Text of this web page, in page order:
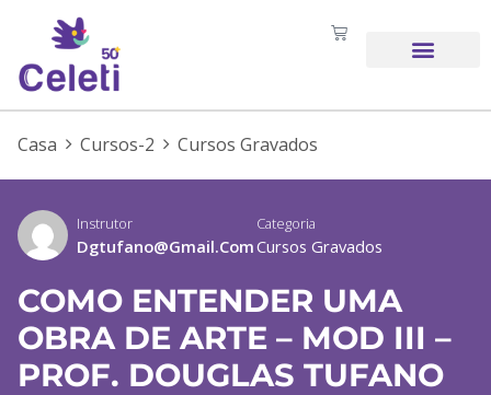
Casa Cursos-2 Cursos Gravados
Instrutor
Dgtufano@gmail.com
Categoria
Cursos Gravados
COMO ENTENDER UMA
OBRA DE ARTE – MOD III –
PROF. DOUGLAS TUFANO